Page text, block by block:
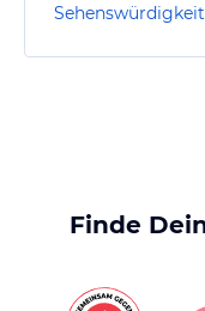
Finde